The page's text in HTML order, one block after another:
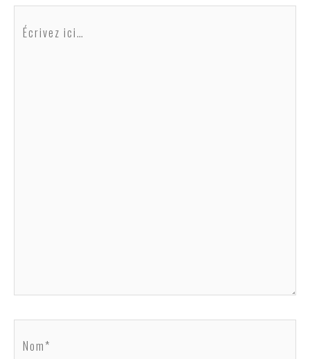
Écrivez